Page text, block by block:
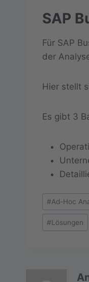
SAP
Für SAP
der
Hier stellt
Es gibt 3
#Ad-Hoc
#Lösungen